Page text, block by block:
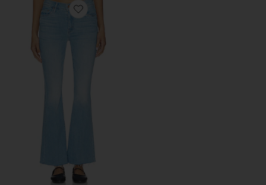
Favorite WEEKEND フレア